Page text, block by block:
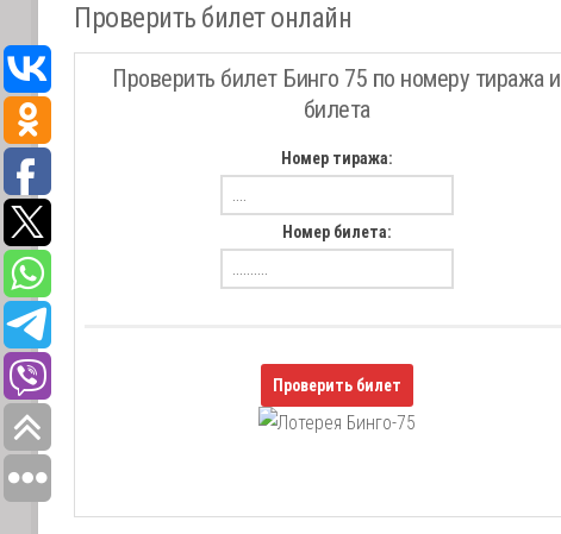
Проверить билет онлайн
Проверить билет Бинго 75 по номеру тиража и
билета
Номер тиража:
Номер билета:
Проверить билет